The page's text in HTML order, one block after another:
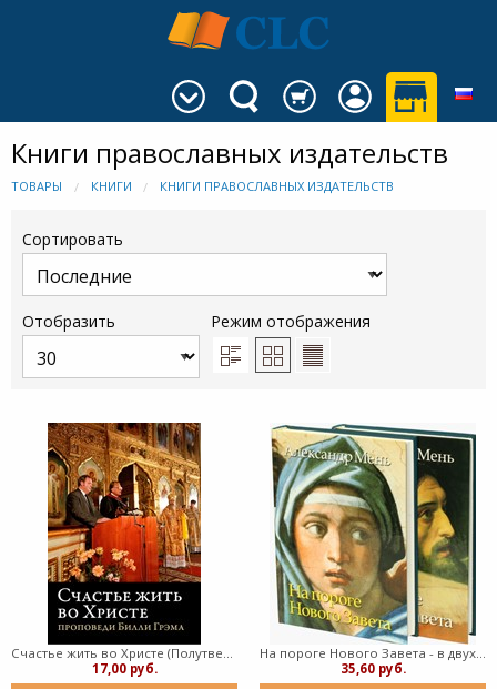
Книги православных издательств
ТОВАРЫ КНИГИ КНИГИ ПРАВОСЛАВНЫХ ИЗДАТЕЛЬСТВ
Сортировать
Отобразить Режим отображения
17,00 руб.
35,60 руб.